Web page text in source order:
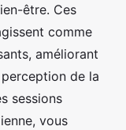
être. Ces
comme
améliorant
de la
sessions
vous